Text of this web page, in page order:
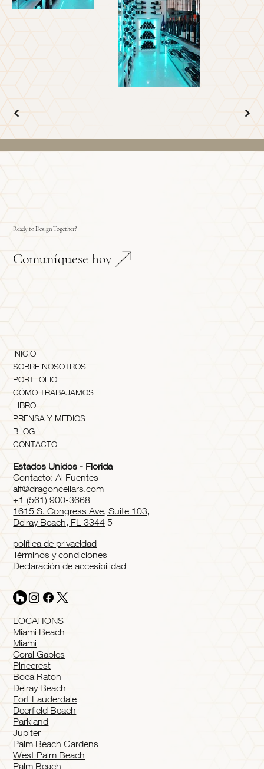
Ready to Design Together?
Comuníquese hoy
LOCATIONS
Miami Beach
Miami
Coral Gables
Pinecrest
Boca Raton
Delray Beach
Fort Lauderdale
Deerfield Beach
Parkland
Jupiter
Palm Beach Gardens
West Palm Beach
Palm Beach
INICIO
SOBRE NOSOTROS
PORTFOLIO
CÓMO TRABAJAMOS
LIBRO
PRENSA Y MEDIOS
BLOG
CONTACTO
Estados Unidos - Florida
Contacto: Al Fuentes
alf@dragoncellars.com
+1 (561) 900-3668
1615 S. Congress Ave, Suite 103,
Delray Beach, FL 3344 5
política de privacidad
Términos y condiciones
Declaración de accesibilidad